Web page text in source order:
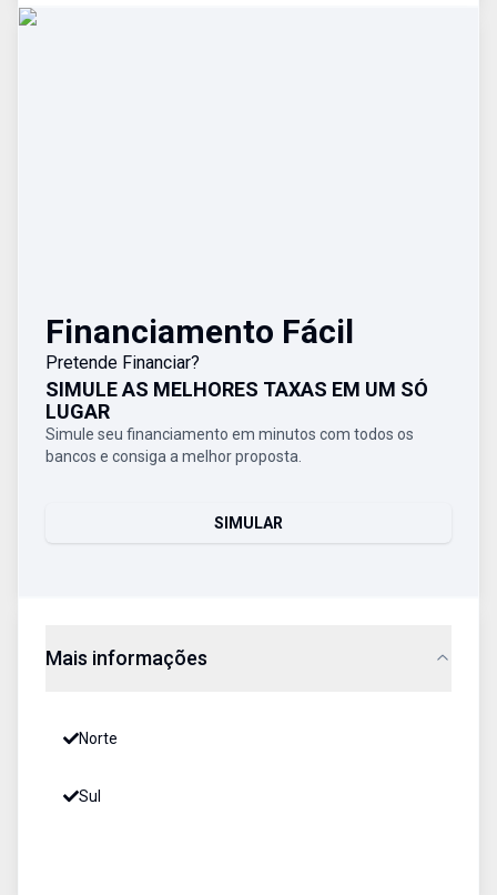
Financiamento Fácil
Pretende Financiar?
SIMULE AS MELHORES TAXAS EM UM SÓ
LUGAR
Simule seu financiamento em minutos com todos os
bancos e consiga a melhor proposta.
SIMULAR
Mais informações
Norte
Sul